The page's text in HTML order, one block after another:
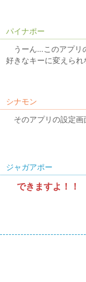
パイナポー
うーん…このアプリ
好きなキーに変えられ
シナモン
そのアプリの設定
ジャガアポー
できますよ！！